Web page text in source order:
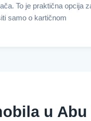
To je praktična opcija
samo o kartičnom
u